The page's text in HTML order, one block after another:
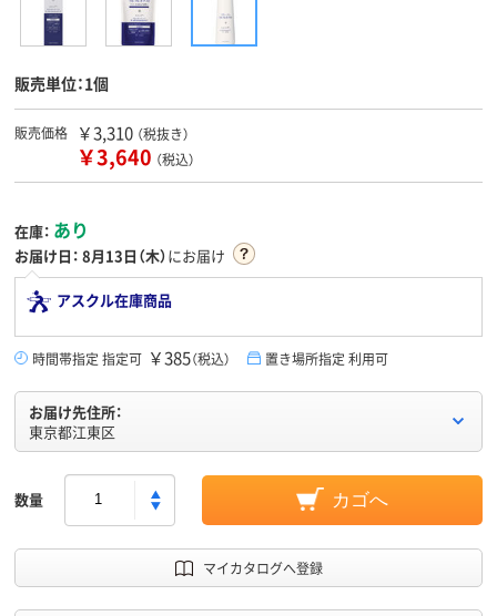
販売単位：1個
販売価格 ￥3,310 （税抜き）
￥3,640 （税込）
在庫： あり
お届け日： 8月13日（木）にお届け
アスクル在庫商品
時間帯指定 指定可 ￥385（税込） 置き場所指定 利用可
お届け先住所：
東京都江東区
数量 カゴへ
マイカタログへ登録